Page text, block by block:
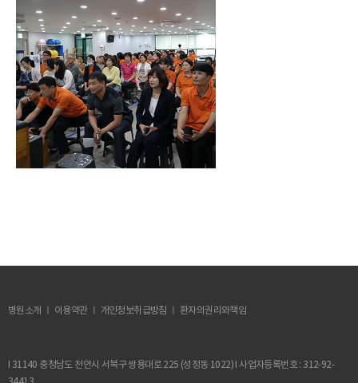
병원소개 ㅣ 이용약관 ㅣ 개인정보취급방침 ㅣ 환자의권리와책임
I 31140 충청남도 천안시 서북구 쌍용대로 225 (성정동 1022) I 사업자등록번호 : 312-92-